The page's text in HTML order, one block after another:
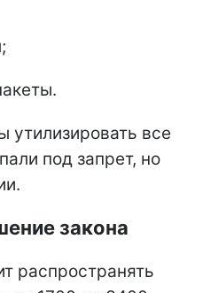
все
под запрет, но
закона
распространять